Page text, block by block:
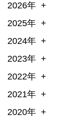
2026年
2025年
2024年
2023年
2022年
2021年
2020年